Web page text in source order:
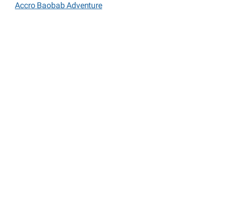
Accro Baobab Adventure